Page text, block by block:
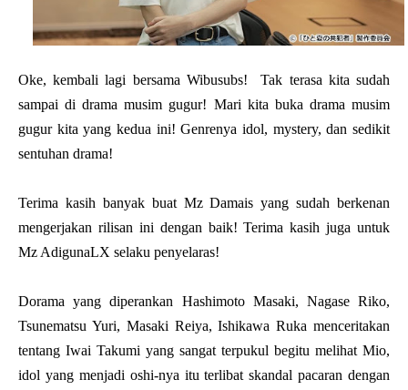
Oke, kembali lagi bersama Wibusubs! Tak terasa kita sudah
sampai di drama musim gugur! Mari kita buka drama musim
gugur kita yang kedua ini! Genrenya idol, mystery, dan sedikit
sentuhan drama!
Terima kasih banyak buat Mz Damais yang sudah berkenan
mengerjakan rilisan ini dengan baik! Terima kasih juga untuk
Mz AdigunaLX selaku penyelaras!
Dorama yang diperankan Hashimoto Masaki, Nagase Riko,
Tsunematsu Yuri, Masaki Reiya, Ishikawa Ruka menceritakan
tentang Iwai Takumi yang sangat terpukul begitu melihat Mio,
idol yang menjadi oshi-nya itu terlibat skandal pacaran dengan